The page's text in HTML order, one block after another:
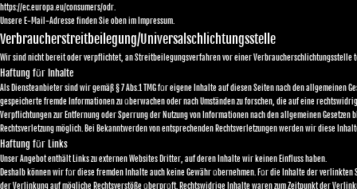
https://ec.europa.eu/consumers/odr.
Unsere E-Mail-Adresse finden Sie oben im Impressum.
Verbraucherstreitbeilegung/Universalschlichtungsstelle
Wir sind nicht bereit oder verpflichtet, an Streitbeilegungsverfahren vor einer Verbraucherschlichtungsstelle
Haftung für Inhalte
Als Diensteanbieter sind wir gemäß § 7 Abs.1 TMG für eigene Inhalte auf diesen Seiten nach den allgemeinen
gespeicherte fremde Informationen zuü berwachen oder nach Umständen zu forschen, die auf eine
Verpflichtungen zur Entfernung oder Sperrung der Nutzung von Informationen nach den allgemeinen Gesetzen
Rechtsverletzung möglich. Bei Bekanntwerden von entsprechenden Rechtsverletzungen werden wir diese
Haftung für Links
Unser Angebot enthält Links zu externen Websites Dritter, auf deren Inhalte wir keinen Einfluss haben.
Deshalb können wir für diese fremden Inhalte auch keine Gewährü bernehmen. Für die Inhalte der verlinkten
der Verlinkung auf mögliche Rechtsverstöße ü berprüft. Rechtswidrige Inhalte waren zum Zeitpunkt der